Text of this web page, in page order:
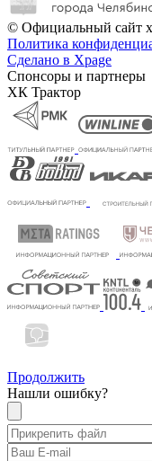
© Официальный сайт
Политика
Сделано в Xpage
Спонсоры и партнеры
ХК Трактор
Продолжить
Нашли ошибку?